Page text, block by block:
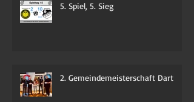
5. Spiel, 5. Sieg
2. Gemeindemeisterschaft Dart